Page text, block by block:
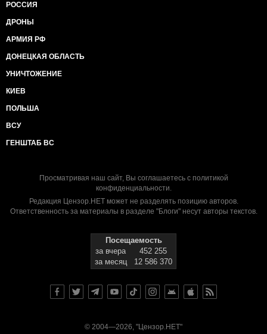
РОССИЯ
ДРОНЫ
АРМИЯ РФ
ДОНЕЦКАЯ ОБЛАСТЬ
УНИЧТОЖЕНИЕ
КИЕВ
ПОЛЬША
ВСУ
ГЕНШТАБ ВС
Просматривая наш сайт, Вы соглашаетесь с политикой
конфиденциальности.
Редакция Цензор.НЕТ может не разделять позицию авторов.
Ответственность за материалы в разделе "Блоги" несут авторы текстов.
Посещаемость
за вчера
452 255
за месяц
12 586 370
© 2004—2026, "Цензор.НЕТ"